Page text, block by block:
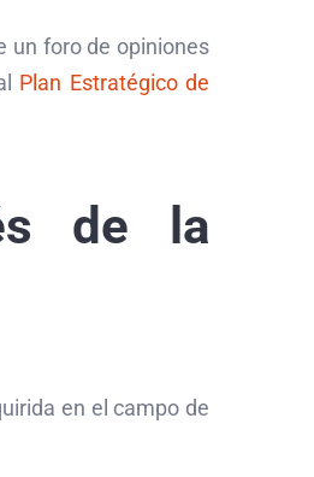
un foro de opiniones
Plan Estratégico de
de la
en el campo de